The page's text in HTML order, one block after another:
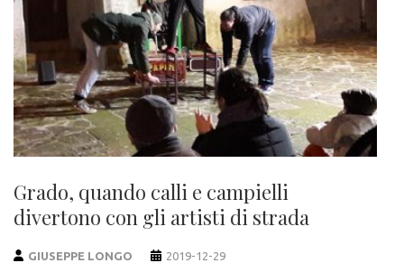
Grado, quando calli e campielli
divertono con gli artisti di strada
GIUSEPPE LONGO 2019-12-29